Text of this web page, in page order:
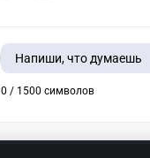
Напиши, что думаешь
0 / 1500 символов